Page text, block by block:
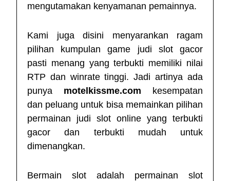
mengutamakan kenyamanan pemainnya.
Kami juga disini menyarankan ragam
pilihan kumpulan game judi slot gacor
pasti menang yang terbukti memiliki nilai
RTP dan winrate tinggi. Jadi artinya ada
punya motelkissme.com kesempatan
dan peluang untuk bisa memainkan pilihan
permainan judi slot online yang terbukti
gacor dan terbukti mudah untuk
dimenangkan.
Bermain slot adalah permainan slot